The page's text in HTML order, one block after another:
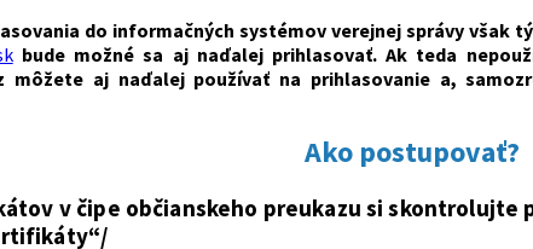
do informačných systémov verejnej správy však
bude možné sa aj naďalej prihlasovať. Ak teda
môžete aj naďalej používať na prihlasovanie a,
Ako postupovať?
v čipe občianskeho preukazu si skontrolujte